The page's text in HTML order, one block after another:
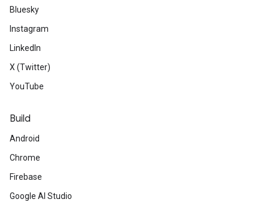
Bluesky
Instagram
LinkedIn
X (Twitter)
YouTube
Build
Android
Chrome
Firebase
Google AI Studio